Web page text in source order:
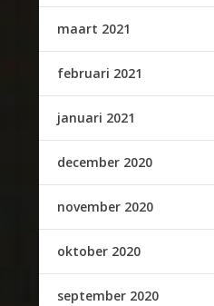
maart 2021
februari 2021
januari 2021
december 2020
november 2020
oktober 2020
september 2020